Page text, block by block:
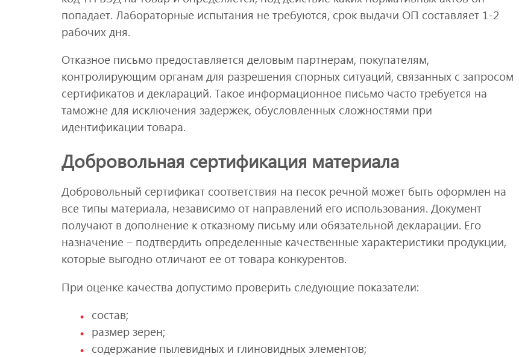
попадает. Лабораторные испытания не требуются, срок выдачи ОП составляет 1-2
рабочих дня.
Отказное письмо предоставляется деловым партнерам, покупателям,
контролирующим органам для разрешения спорных ситуаций, связанных с запросом
сертификатов и деклараций. Такое информационное письмо часто требуется на
таможне для исключения задержек, обусловленных сложностями при
идентификации товара.
Добровольная сертификация материала
Добровольный сертификат соответствия на песок речной может быть оформлен на
все типы материала, независимо от направлений его использования. Документ
получают в дополнение к отказному письму или обязательной декларации. Его
назначение – подтвердить определенные качественные характеристики продукции,
которые выгодно отличают ее от товара конкурентов.
При оценке качества допустимо проверить следующие показатели:
состав;
размер зерен;
содержание пылевидных и глиновидных элементов;